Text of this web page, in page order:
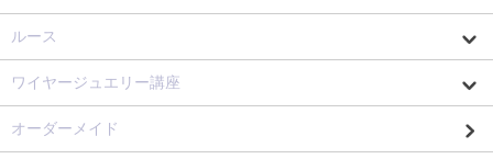
ルース
ワイヤージュエリー講座
オーダーメイド